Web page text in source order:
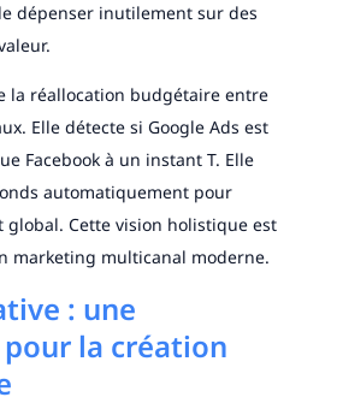
dépenser inutilement sur des
la réallocation budgétaire entre
Elle détecte si Google Ads est
Facebook à un instant T. Elle
automatiquement pour
global. Cette vision holistique est
marketing multicanal moderne.
: une
la création